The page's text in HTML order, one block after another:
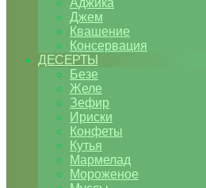
Аджика
Джем
Квашение
Консервация
ДЕСЕРТЫ
Безе
Желе
Зефир
Ириски
Конфеты
Кутья
Мармелад
Мороженое